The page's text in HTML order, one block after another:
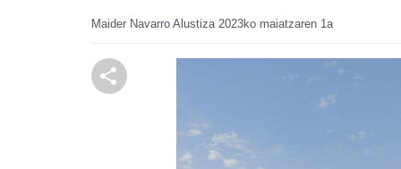
Maider Navarro Alustiza 2023ko maiatzaren 1a